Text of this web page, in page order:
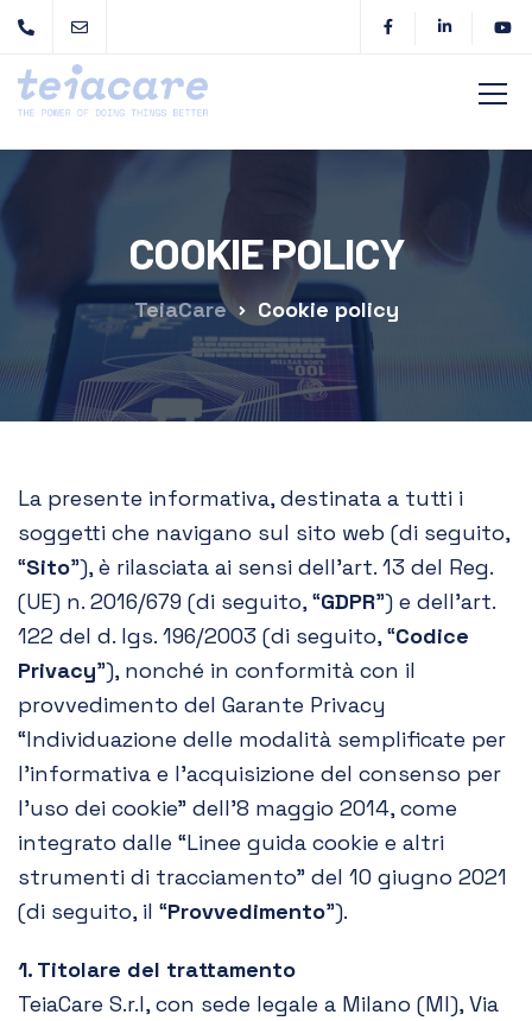
COOKIE POLICY
TeiaCare Cookie policy
La presente informativa, destinata a tutti i
soggetti che navigano sul sito web (di seguito,
“Sito”), è rilasciata ai sensi dell’art. 13 del Reg.
(UE) n. 2016/679 (di seguito, “GDPR”) e dell’art.
122 del d. lgs. 196/2003 (di seguito, “Codice
Privacy”), nonché in conformità con il
provvedimento del Garante Privacy
“Individuazione delle modalità semplificate per
l’informativa e l’acquisizione del consenso per
l’uso dei cookie” dell’8 maggio 2014, come
integrato dalle “Linee guida cookie e altri
strumenti di tracciamento” del 10 giugno 2021
(di seguito, il “Provvedimento”).
1. Titolare del trattamento
TeiaCare S.r.l, con sede legale a Milano (MI), Via